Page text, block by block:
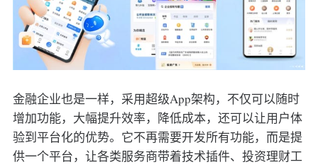
金融企业也是一样，采用超级App架构，不仅可以随时
增加功能，大幅提升效率，降低成本，还可以让用户体
验到平台化的优势。它不再需要开发所有功能，而是提
供一个平台，让各类服务商带着技术插件、投资理财工